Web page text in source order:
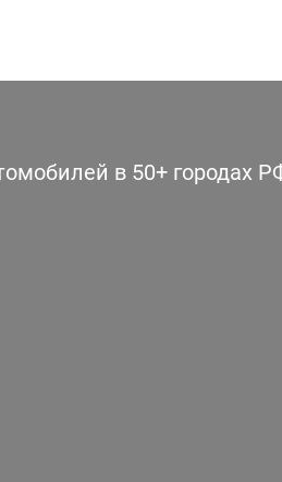
в 50+ городах